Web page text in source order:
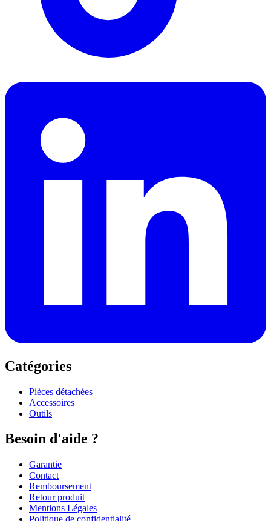
Catégories
Pièces détachées
Accessoires
Outils
Besoin d'aide ?
Garantie
Contact
Remboursement
Retour produit
Mentions Légales